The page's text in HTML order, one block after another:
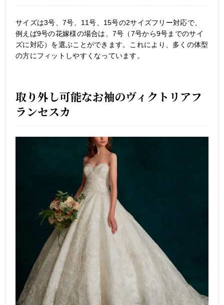
サイズは3号、7号、11号、15号の2サイズフリー対応で、
例えば9号の花嫁様の場合は、7号（7号から9号までのサイ
ズに対応）を選ぶことができます。これにより、多くの体型
の方にフィットしやすくなっています。
取り外し可能なお袖のヴィクトリアフ
ランセスカ